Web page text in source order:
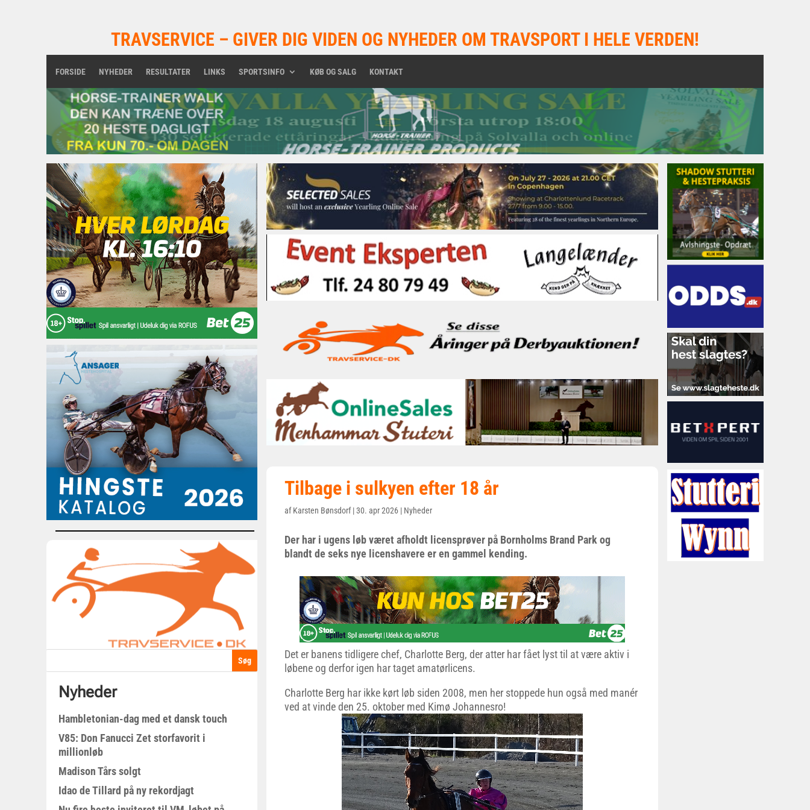
TRAVSERVICE – GIVER DIG VIDEN OG NYHEDER OM TRAVSPORT I HELE VERDEN!
FORSIDE NYHEDER RESULTATER LINKS SPORTSINFO KØB OG SALG KONTAKT
Nyheder
Hambletonian-dag med et dansk touch
V85: Don Fanucci Zet storfavorit i
millionløb
Madison Tårs solgt
Idao de Tillard på ny rekordjagt
Tilbage i sulkyen efter 18 år
afKarsten Bønsdorf|30. apr 2026 | Nyheder
Der har i ugens løb været afholdt licensprøver på Bornholms Brand Park og
blandt de seks nye licenshavere er en gammel kending.
Det er banens tidligere chef, Charlotte Berg, der atter har fået lyst til at være aktiv i
løbene og derfor igen har taget amatørlicens.
Charlotte Berg har ikke kørt løb siden 2008, men her stoppede hun også med manér
ved at vinde den 25. oktober med Kimø Johannesro!